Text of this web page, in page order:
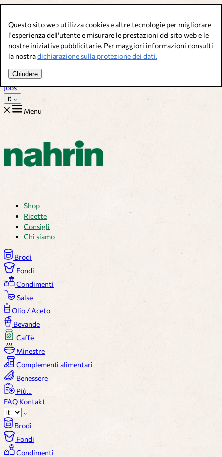
Questo sito web utilizza cookies e altre tecnologie per migliorare
l'esperienza dell'utente e misurare le prestazioni del sito web e le
nostre iniziative pubblicitarie. Per maggiori informazioni consulti
la nostradichiarazione sulla protezione dei dati.
Chiudere
Brodi, condimenti & complementi alimentari. Qualità svizzera.
Assistenza Clienti
Ricette
Consigli
Chi siamo
Jobs
it
Menu
Shop
Ricette
Consigli
Chi siamo
Brodi
Fondi
Condimenti
Salse
Olio / Aceto
Bevande
Caffè
Minestre
Complementi alimentari
Benessere
Più…
FAQ Kontakt
Brodi
Fondi
Condimenti